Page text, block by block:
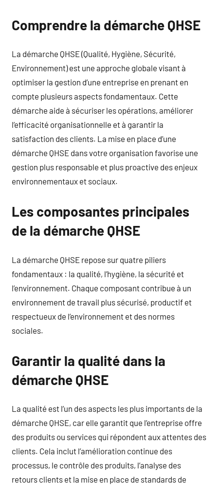
Comprendre la démarche QHSE
La démarche QHSE (Qualité, Hygiène, Sécurité,
Environnement) est une approche globale visant à
optimiser la gestion d’une entreprise en prenant en
compte plusieurs aspects fondamentaux. Cette
démarche aide à sécuriser les opérations, améliorer
l’efficacité organisationnelle et à garantir la
satisfaction des clients. La mise en place d’une
démarche QHSE dans votre organisation favorise une
gestion plus responsable et plus proactive des enjeux
environnementaux et sociaux.
Les composantes principales
de la démarche QHSE
La démarche QHSE repose sur quatre piliers
fondamentaux : la qualité, l’hygiène, la sécurité et
l’environnement. Chaque composant contribue à un
environnement de travail plus sécurisé, productif et
respectueux de l’environnement et des normes
sociales.
Garantir la qualité dans la
démarche QHSE
La qualité est l’un des aspects les plus importants de la
démarche QHSE, car elle garantit que l’entreprise offre
des produits ou services qui répondent aux attentes des
clients. Cela inclut l’amélioration continue des
processus, le contrôle des produits, l’analyse des
retours clients et la mise en place de standards de